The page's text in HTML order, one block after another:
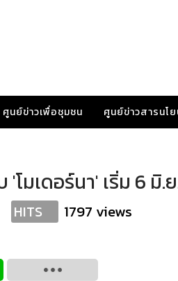
ศูนย์ข่าวเพื่อชุมชน ศูนย์ข่าวสารนโ
มเดอร์นา' เริ่ม 6 มิ.
HITS 1797 views